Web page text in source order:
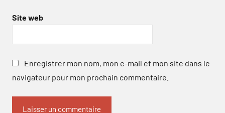
Site web
Enregistrer mon nom, mon e-mail et mon site dans le
navigateur pour mon prochain commentaire.